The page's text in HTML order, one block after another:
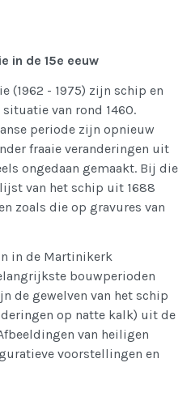
in de 15e eeuw
(1962 - 1975) zijn schip en
van rond 1460.
periode zijn opnieuw
fraaie veranderingen uit
ongedaan gemaakt. Bij die
van het schip uit 1688
zoals die op gravures van
in de Martinikerk
bouwperioden
de gewelven van het schip
op natte kalk) uit de
van heiligen
voorstellingen en